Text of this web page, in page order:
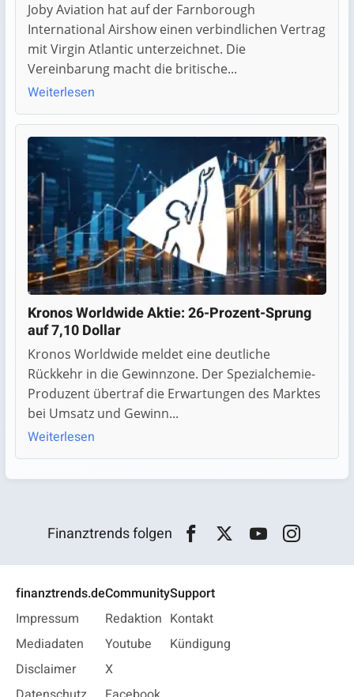
Joby Aviation hat auf der Farnborough
International Airshow einen verbindlichen Vertrag
mit Virgin Atlantic unterzeichnet. Die
Vereinbarung macht die britische...
Weiterlesen
Kronos Worldwide Aktie: 26-Prozent-Sprung
auf 7,10 Dollar
Kronos Worldwide meldet eine deutliche
Rückkehr in die Gewinnzone. Der Spezialchemie-
Produzent übertraf die Erwartungen des Marktes
bei Umsatz und Gewinn...
Weiterlesen
Finanztrends folgen
finanztrends.de
Impressum
Mediadaten
Disclaimer
Community
Redaktion
Youtube
X
Support
Kontakt
Kündigung